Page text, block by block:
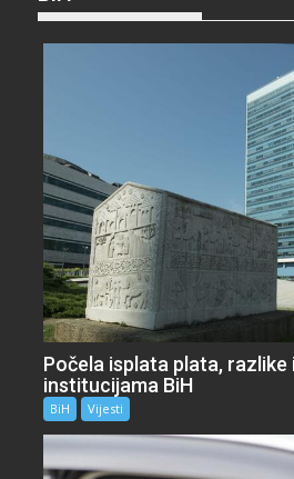
Počela isplata plata, razlike
institucijama BiH
BiH Vijesti